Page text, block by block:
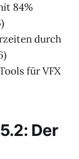
84%
durch
für VFX
Der